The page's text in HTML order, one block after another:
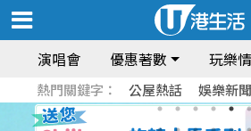
演唱會 優惠著數 玩樂
熱門關鍵字： 公屋熱話 娛樂新聞